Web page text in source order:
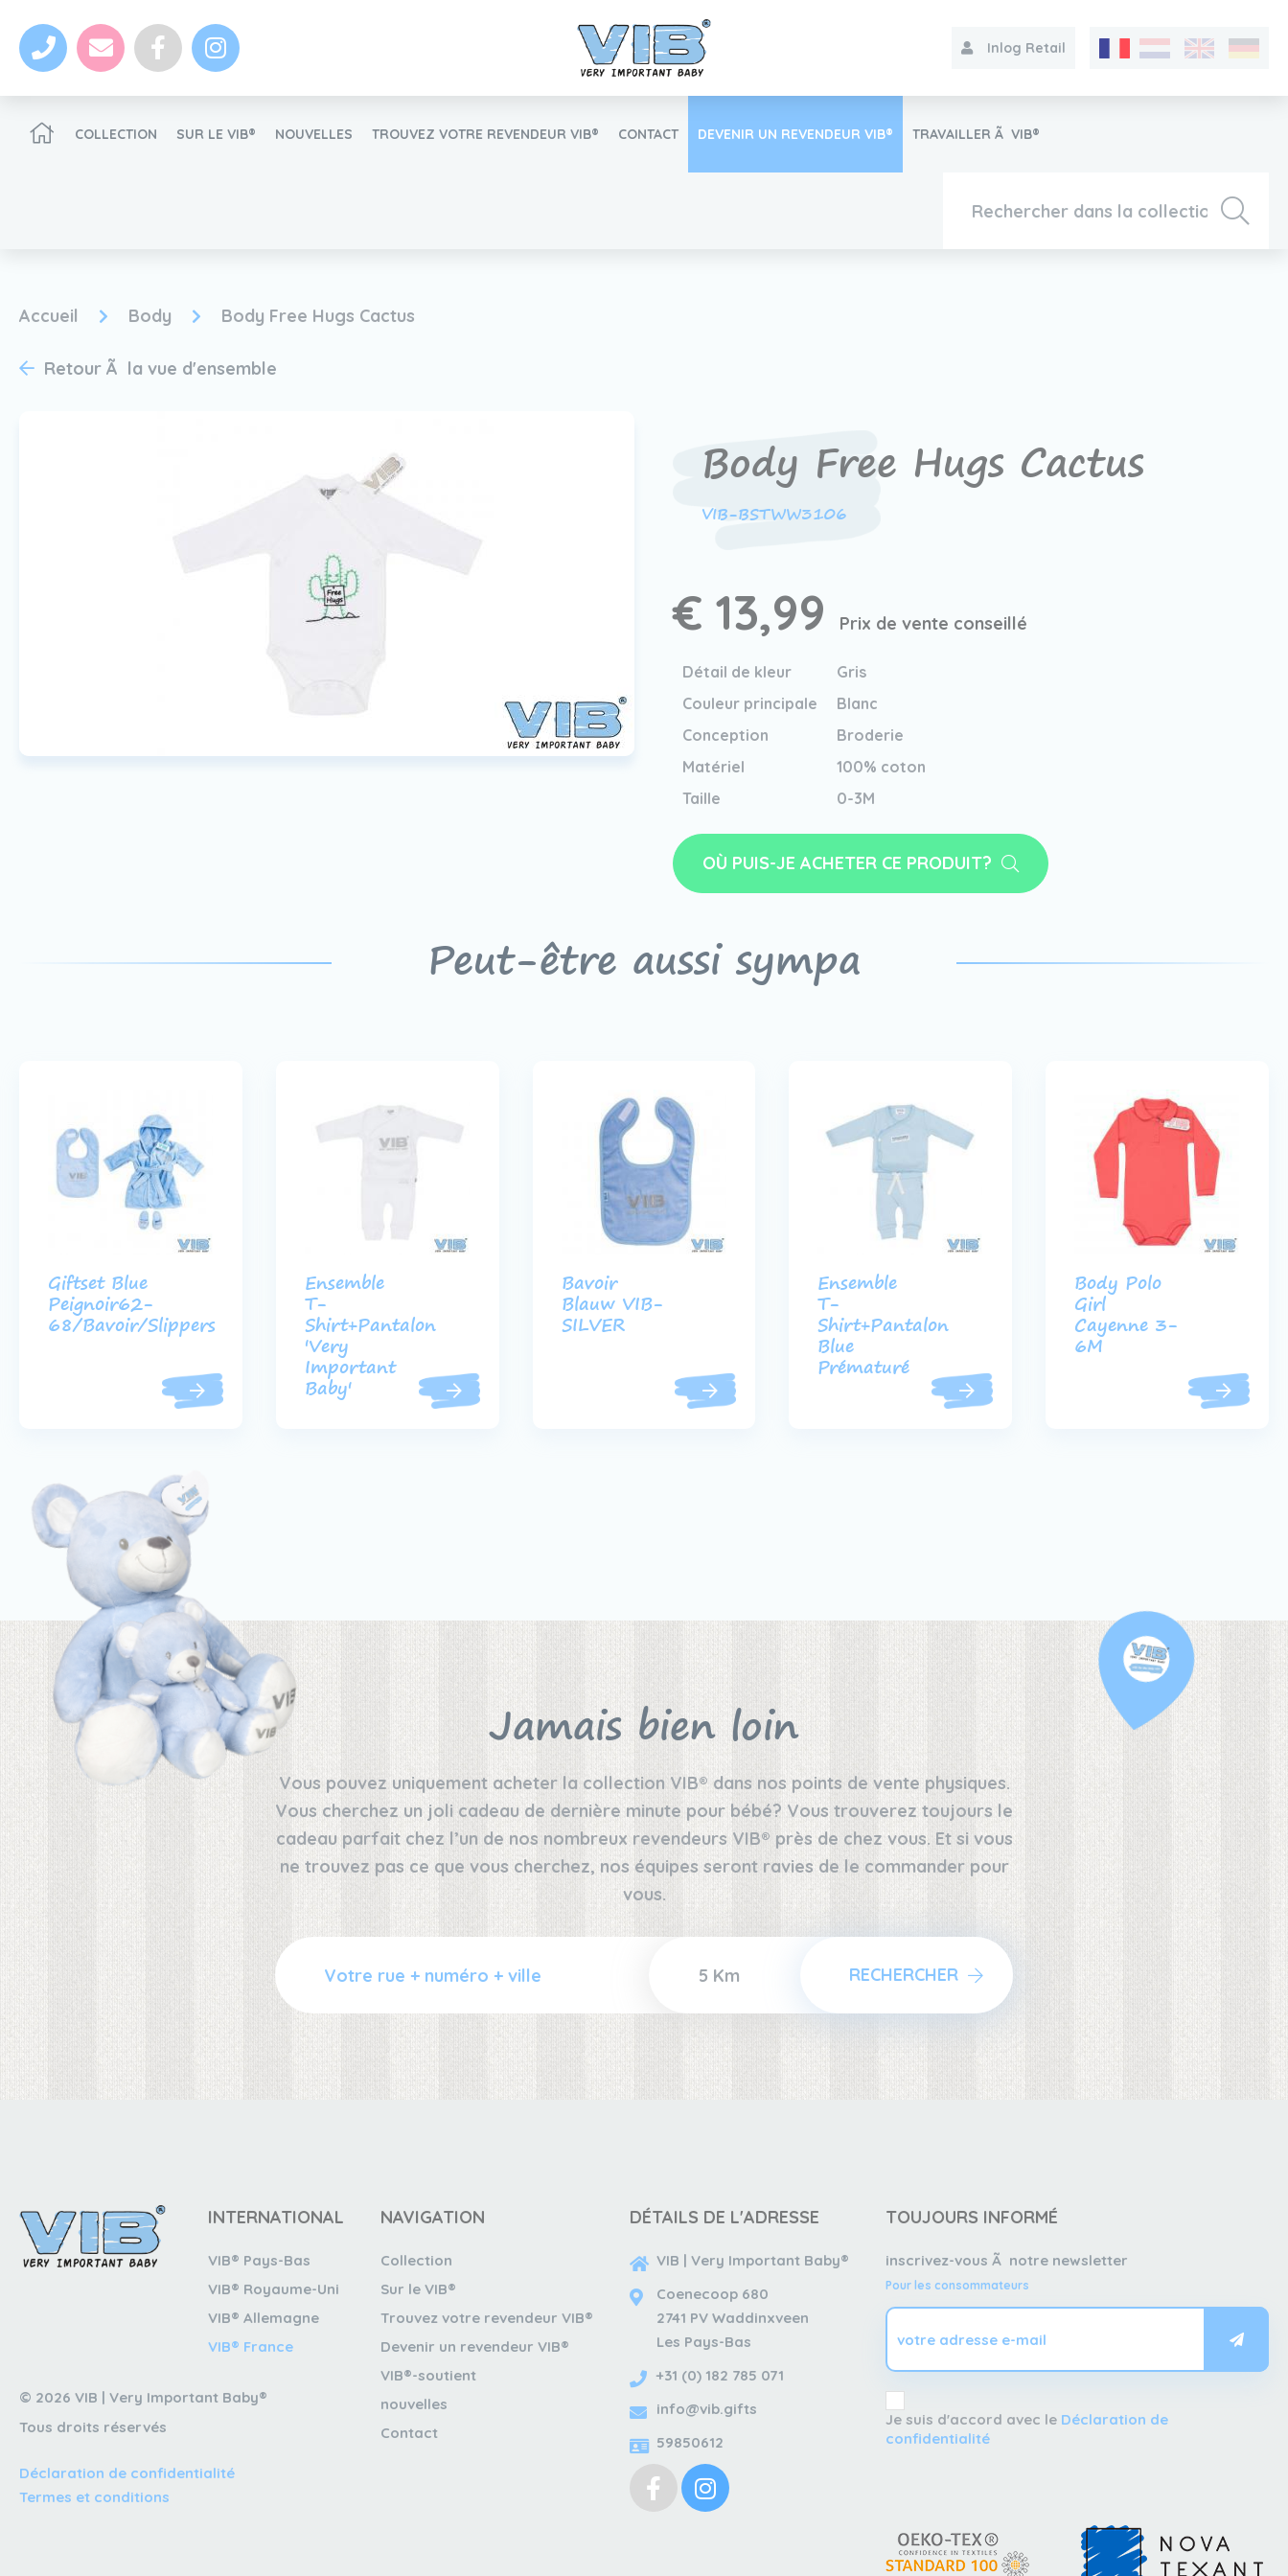
Inlog Retail
COLLECTION SUR LE VIB® NOUVELLES TROUVEZ VOTRE REVENDEUR VIB® CONTACT DEVENIR UN REVENDEUR VIB® TRAVAILLER Ã VIB®
Accueil Body Body Free Hugs Cactus
Retour Ã la vue d'ensemble
Body Free Hugs Cactus
VIB-BSTWW3106
€ 13,99 Prix de vente conseillé
Détail de kleur
Gris
Couleur principale
Blanc
Conception
Broderie
Matériel
100% coton
Taille
0-3M
OÙ PUIS-JE ACHETER CE PRODUIT?
Peut-être aussi sympa
Giftset Blue
Peignoir62-
68/Bavoir/Slippers
Ensemble
T-
Shirt+Pantalon
'Very
Important
Baby'
Bavoir
Blauw VIB-
SILVER
Ensemble
T-
Shirt+Pantalon
Blue
Prématuré
Body Polo
Girl
Cayenne 3-
6M
Jamais bien loin
Vous pouvez uniquement acheter la collection VIB® dans nos points de vente physiques.
Vous cherchez un joli cadeau de dernière minute pour bébé? Vous trouverez toujours le
cadeau parfait chez l’un de nos nombreux revendeurs VIB® près de chez vous. Et si vous
ne trouvez pas ce que vous cherchez, nos équipes seront ravies de le commander pour
vous.
RECHERCHER
INTERNATIONAL
VIB® Pays-Bas
VIB® Royaume-Uni
VIB® Allemagne
VIB® France
© 2026 VIB | Very Important Baby®
Tous droits réservés
Déclaration de confidentialité
Termes et conditions
NAVIGATION
Collection
Sur le VIB®
Trouvez votre revendeur VIB®
Devenir un revendeur VIB®
VIB®-soutient
nouvelles
Contact
DÉTAILS DE L'ADRESSE
VIB | Very Important Baby®
Coenecoop 680
2741 PV Waddinxveen
Les Pays-Bas
+31 (0) 182 785 071
info@vib.gifts
59850612
TOUJOURS INFORMÉ
inscrivez-vous Ã notre newsletter
Pour les consommateurs
Je suis d'accord avec le Déclaration de
confidentialité